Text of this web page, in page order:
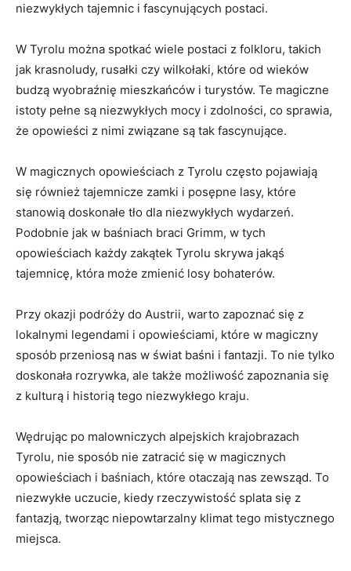
niezwykłych tajemnic ‍i fascynujących‌ postaci.
W Tyrolu można spotkać wiele postaci ⁢z folkloru, takich
jak krasnoludy, rusałki czy wilkołaki, które od wieków
budzą wyobraźnię​ mieszkańców i⁤ turystów. Te magiczne
istoty pełne są niezwykłych mocy i zdolności,⁤ co sprawia,
że opowieści z nimi związane są tak‌ fascynujące.
W magicznych opowieściach z Tyrolu często pojawiają
się również tajemnicze zamki i ‌posępne lasy, które
stanowią‌ doskonałe tło dla niezwykłych ⁤wydarzeń.
Podobnie jak⁢ w baśniach ⁣braci Grimm,⁢ w tych
opowieściach każdy zakątek Tyrolu ‌skrywa jakąś
tajemnicę, która może zmienić losy bohaterów.
Przy ⁤okazji podróży do Austrii, warto zapoznać się z
lokalnymi legendami i opowieściami, które w magiczny​
sposób przeniosą nas w świat baśni⁣ i fantazji. To nie tylko
doskonała rozrywka, ale także możliwość zapoznania się⁣
z kulturą ​i historią tego niezwykłego kraju.
Wędrując po malowniczych alpejskich krajobrazach
Tyrolu, nie sposób nie zatracić się⁢ w magicznych
opowieściach i⁤ baśniach, które ⁤otaczają ‌nas zewsząd. ​To​
niezwykłe uczucie, ‍kiedy rzeczywistość splata się z
fantazją, tworząc niepowtarzalny klimat tego mistycznego
miejsca.